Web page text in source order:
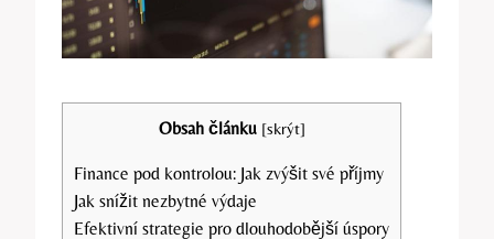
Obsah článku [skrýt]
Finance pod kontrolou: Jak zvýšit své příjmy
Jak snížit nezbytné výdaje
Efektivní strategie pro dlouhodobější úspory